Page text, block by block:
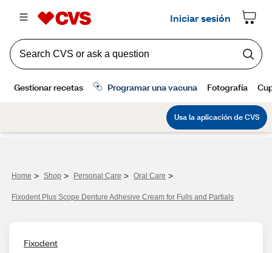
Home > Shop > Personal Care > Oral Care >
Fixodent Plus Scope Denture Adhesive Cream for Fulls and Partials
Fixodent